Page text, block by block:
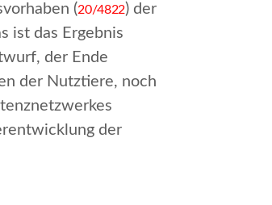
(20/4822) der
ist das Ergebnis
der Ende
der Nutztiere, noch
der